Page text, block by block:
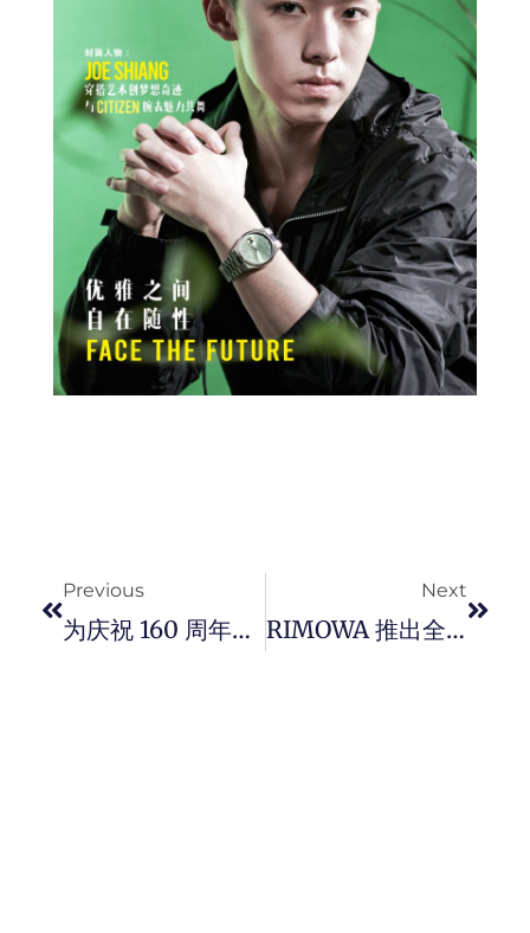
Previous
为庆祝 160 周年，Zenith 推出 160 周年纪念的蓝色陶瓷 Defy、 Pilot 与 Chromometer 三款限量腕表，精准工艺续写星空诗篇。
Next
RIMOWA 推出全新三原色复古 Holiday Case 手提行李箱，注入热情洋溢的活力，延伸 80 年代美学。